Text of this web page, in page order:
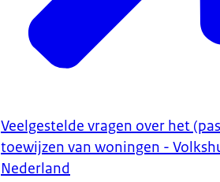
Veelgestelde vragen over het
toewijzen van woningen -
Nederland